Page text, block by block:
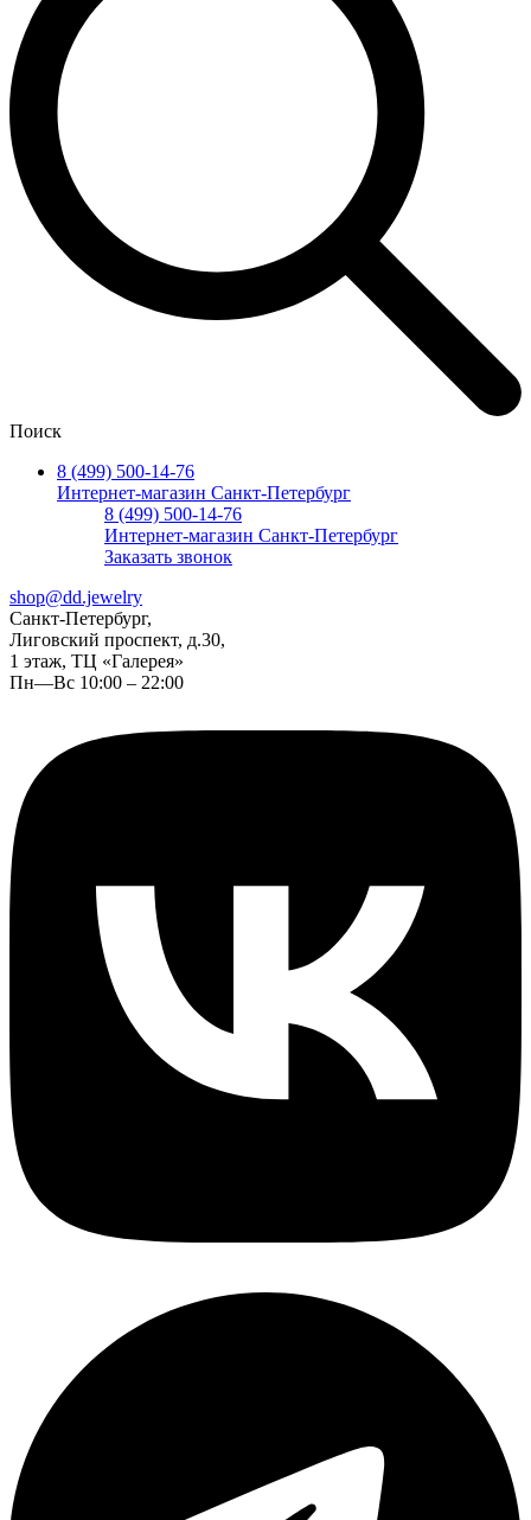
Поиск
8 (499) 500-14-76
Интернет-магазин Санкт-Петербург
8 (499) 500-14-76
Интернет-магазин Санкт-Петербург
Заказать звонок
shop@dd.jewelry
Санкт-Петербург,
Лиговский проспект, д.30,
1 этаж, ТЦ «Галерея»
Пн—Вс 10:00 – 22:00